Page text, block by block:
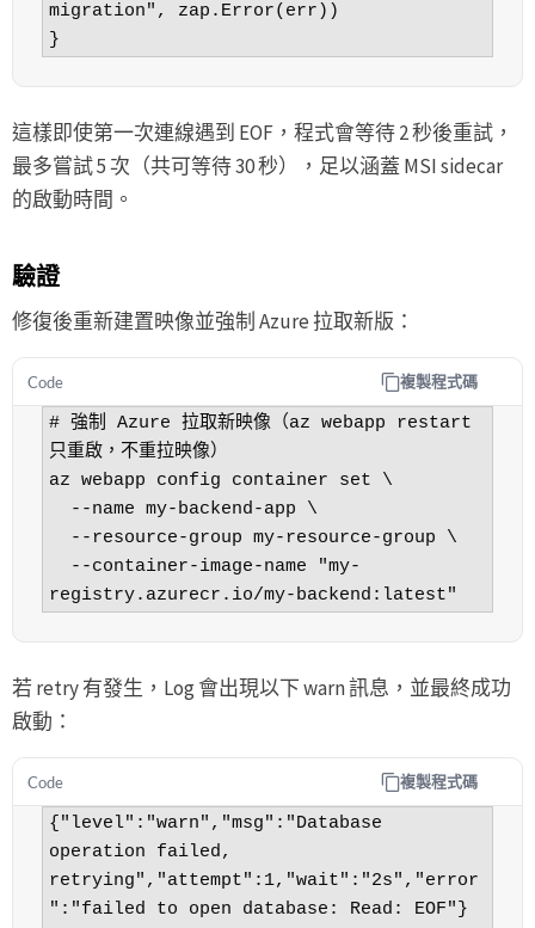
migration", zap.Error(err))
}
這樣即使第一次連線遇到 EOF，程式會等待 2 秒後重試，
最多嘗試 5 次（共可等待 30 秒），足以涵蓋 MSI sidecar
的啟動時間。
驗證
修復後重新建置映像並強制 Azure 拉取新版：
Code 複製程式碼
# 強制 Azure 拉取新映像（az webapp restart
只重啟，不重拉映像）
az webapp config container set \
registry.azurecr.io/my-backend:latest"
若 retry 有發生，Log 會出現以下 warn 訊息，並最終成功
啟動：
Code 複製程式碼
{"level":"warn","msg":"Database
operation failed,
retrying","attempt":1,"wait":"2s","error
":"failed to open database: Read: EOF"}